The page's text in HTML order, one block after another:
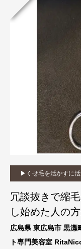
▶︎くせ毛を活かすに
冗談抜きで縮
し始めた人の
広島県 東広島市 黒瀬
ト専門美容室